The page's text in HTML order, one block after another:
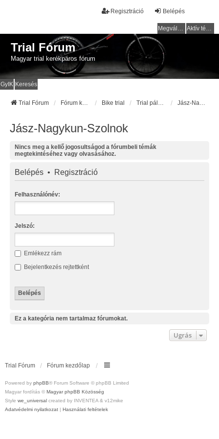
Belépés
Regisztráció
Megválaszolatlan témák Aktív témák
Trial Fórum
Magyar trial kerékpáros fórum
GyIK Keresés
Trial Fórum Bike trial
Jász-Nagykun-Szolnok
Nincs meg a kellő jogosultságod a fórumbeli témák
megtekintéséhez vagy olvasásához.
Belépés • Regisztráció
Felhasználónév:
Jelszó:
Emlékezz rám
Bejelentkezés rejtettként
Ez a kategória nem tartalmaz fórumokat.
Ugrás
Trial Fórum Fórum kezdőlap
Powered by phpBB® Forum Software © phpBB Limited
Magyar fordítás © Magyar phpBB Közösség
Style we_universal created by INVENTEA & v12mike
Adatvédelmi nyilatkozat | Használati feltételek